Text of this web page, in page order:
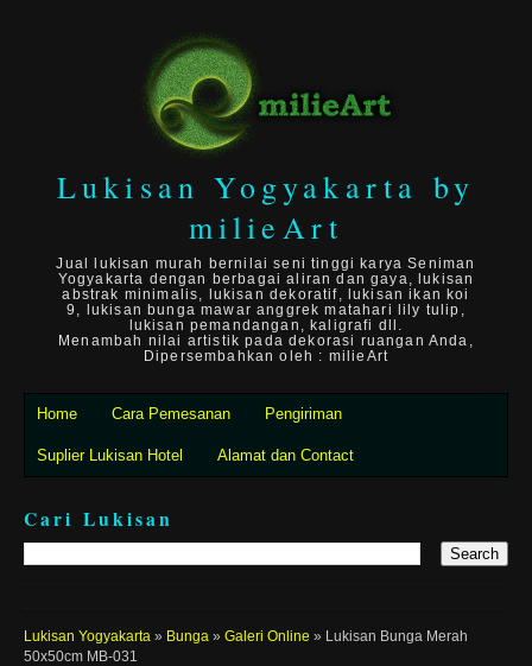
Lukisan Yogyakarta by
milieArt
Jual lukisan murah bernilai seni tinggi karya Seniman
Yogyakarta dengan berbagai aliran dan gaya, lukisan
abstrak minimalis, lukisan dekoratif, lukisan ikan koi
9, lukisan bunga mawar anggrek matahari lily tulip,
lukisan pemandangan, kaligrafi dll.
Menambah nilai artistik pada dekorasi ruangan Anda,
Dipersembahkan oleh : milieArt
Home Cara Pemesanan Pengiriman
Suplier Lukisan Hotel Alamat dan Contact
Cari Lukisan
Lukisan Yogyakarta » Bunga » Galeri Online » Lukisan Bunga Merah
50x50cm MB-031